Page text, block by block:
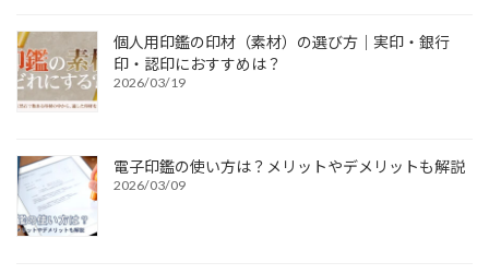
個人用印鑑の印材（素材）の選び方｜実印・銀行
印・認印におすすめは？
2026/03/19
電子印鑑の使い方は？メリットやデメリットも解説
2026/03/09